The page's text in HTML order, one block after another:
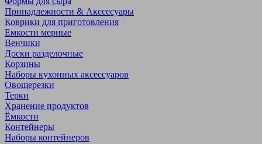
Принадлежности & Акссесуары
Коврики для приготовления
Емкости мерные
Венчики
Доски разделочные
Корзины
Наборы кухонных аксессуаров
Овощерезки
Терки
Хранение продуктов
Ёмкости
Контейнеры
Наборы контейнеров